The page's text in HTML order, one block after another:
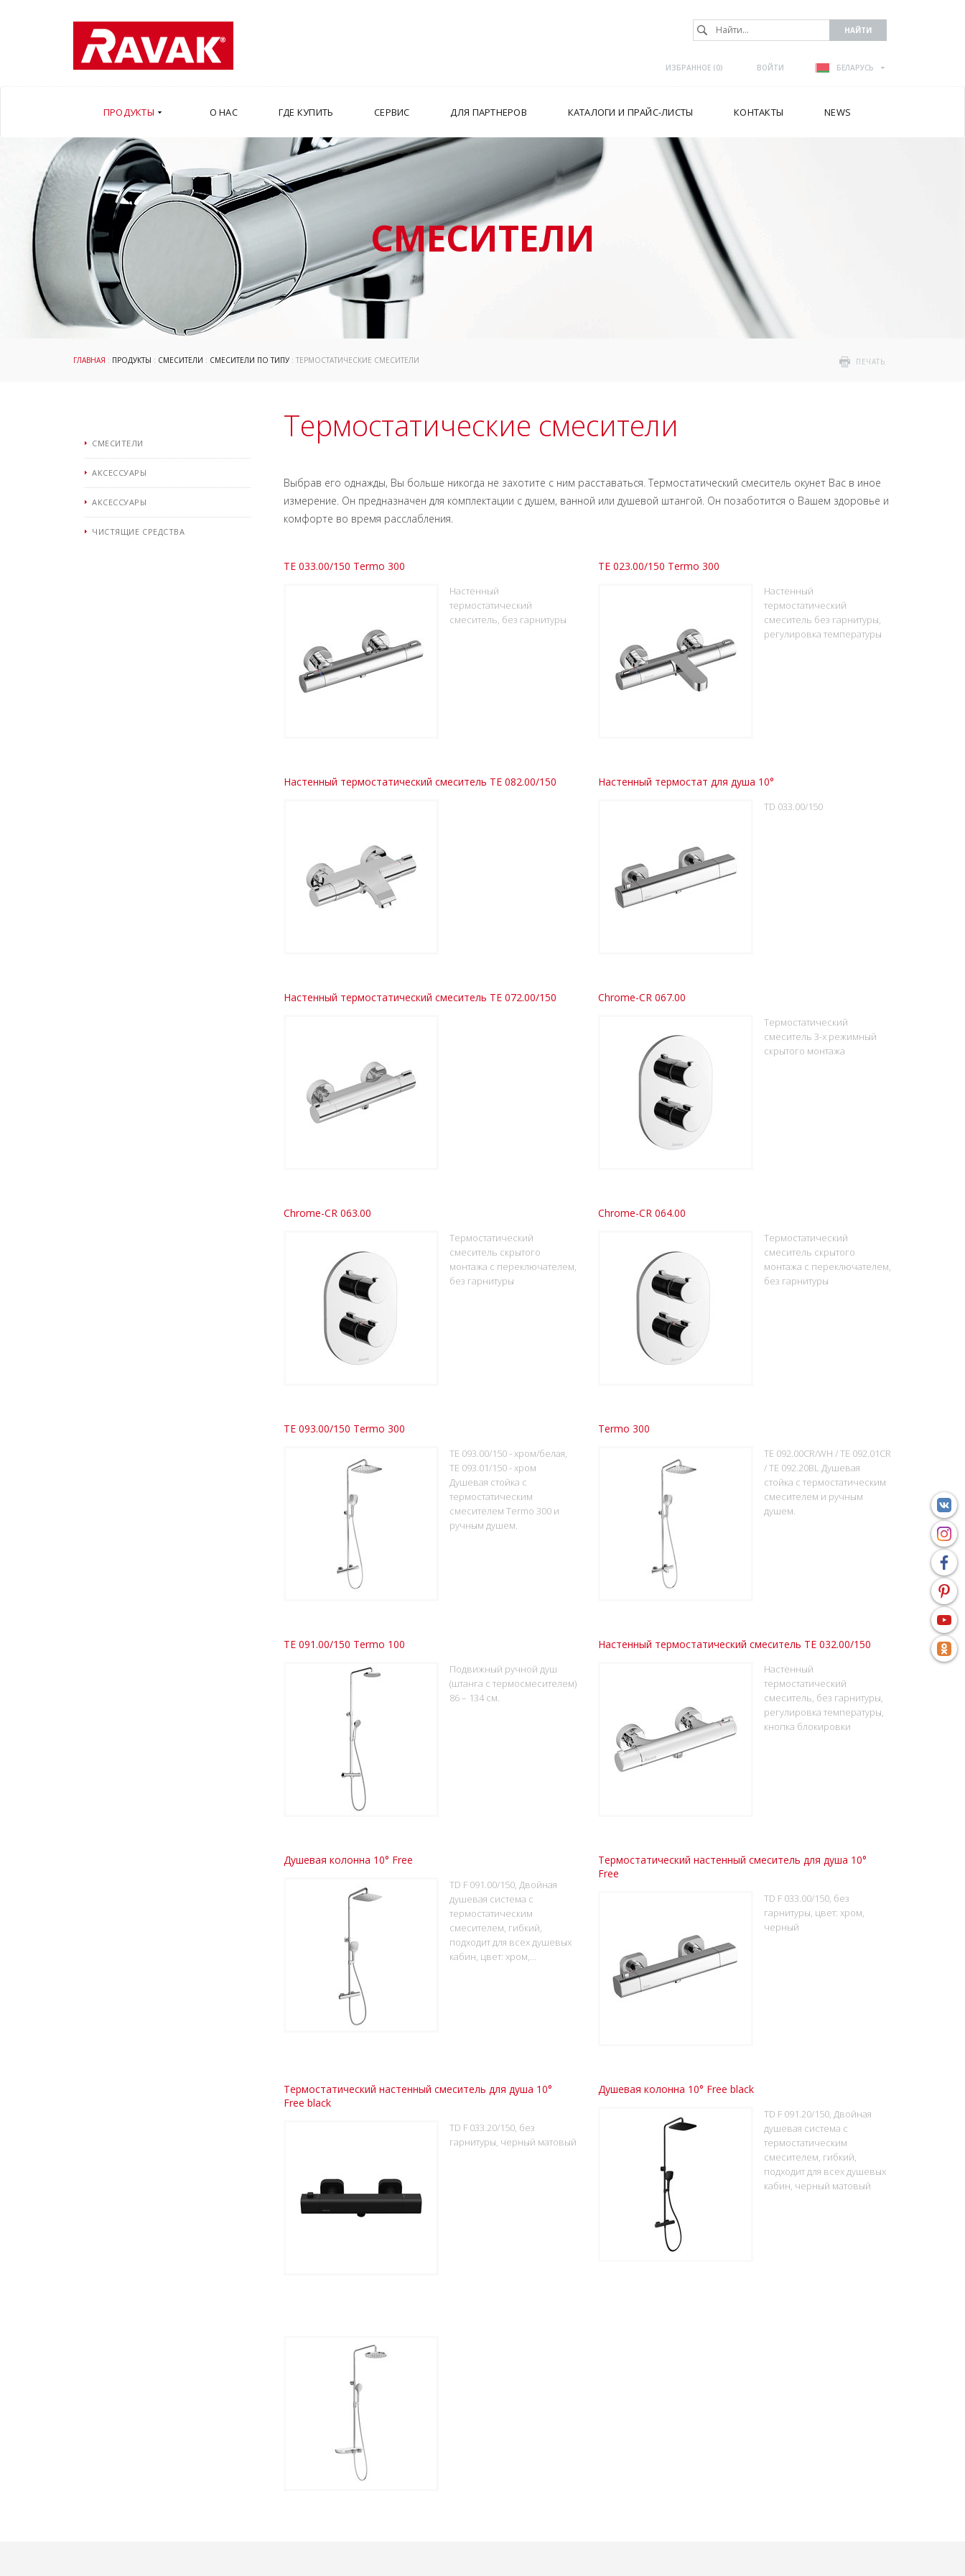
ИЗБРАННОЕ (0) ВОЙТИ БЕЛАРУСЬ
ПРОДУКТЫ О НАС ГДЕ КУПИТЬ СЕРВИС ДЛЯ ПАРТНЕРОВ КАТАЛОГИ И ПРАЙС-ЛИСТЫ КОНТАКТЫ NEWS
СМЕСИТЕЛИ
ПЕЧАТЬ
ГЛАВНАЯ : ПРОДУКТЫ : СМЕСИТЕЛИ : СМЕСИТЕЛИ ПО ТИПУ : ТЕРМОСТАТИЧЕСКИЕ СМЕСИТЕЛИ
СМЕСИТЕЛИ
АКСЕССУАРЫ
АКСЕССУАРЫ
ЧИСТЯЩИЕ СРЕДСТВА
Термостатические смесители
Выбрав его однажды, Вы больше никогда не захотите с ним расставаться. Термостатический смеситель окунет Вас в иное
измерение. Он предназначен для комплектации с душем, ванной или душевой штангой. Он позаботится о Вашем здоровье и
комфорте во время расслабления.
TE 033.00/150 Termo 300
Настенный
термостатический
смеситель, без гарнитуры
TE 023.00/150 Termo 300
Настенный
термостатический
смеситель без гарнитуры,
регулировка температуры
Настенный термостатический смеситель TE 082.00/150 Настенный термостат для душа 10°
TD 033.00/150
Настенный термостатический смеситель TE 072.00/150 Chrome-CR 067.00
Термостатический
смеситель 3-х режимный
скрытого монтажа
Chrome-CR 063.00
Термостатический
смеситель скрытого
монтажа с переключателем,
без гарнитуры
Chrome-CR 064.00
Термостатический
смеситель скрытого
монтажа с переключателем,
без гарнитуры
TE 093.00/150 Termo 300
TE 093.00/150 - хром/белая,
TE 093.01/150 - хром
Душевая стойка с
термостатическим
смесителем Termo 300 и
ручным душем.
Termo 300
TE 092.00CR/WH / TE 092.01CR
/ TE 092.20BL Душевая
стойка с термостатическим
смесителем и ручным
душем.
TE 091.00/150 Termo 100
Подвижный ручной душ
(штанга с термосмесителем)
86 – 134 см.
Настенный термостатический смеситель TE 032.00/150
Настенный
термостатический
смеситель, без гарнитуры,
регулировка температуры,
кнопка блокировки
Душевая колонна 10° Free
TD F 091.00/150, Двойная
душевая система с
термостатическим
смесителем, гибкий,
подходит для всех душевых
кабин, цвет: хром,…
Термостатический настенный смеситель для душа 10°
Free
TD F 033.00/150, без
гарнитуры, цвет: хром,
черный
Термостатический настенный смеситель для душа 10°
Free black
TD F 033.20/150, без
гарнитуры, черный матовый
Душевая колонна 10° Free black
TD F 091.20/150, Двойная
душевая система с
термостатическим
смесителем, гибкий,
подходит для всех душевых
кабин, черный матовый